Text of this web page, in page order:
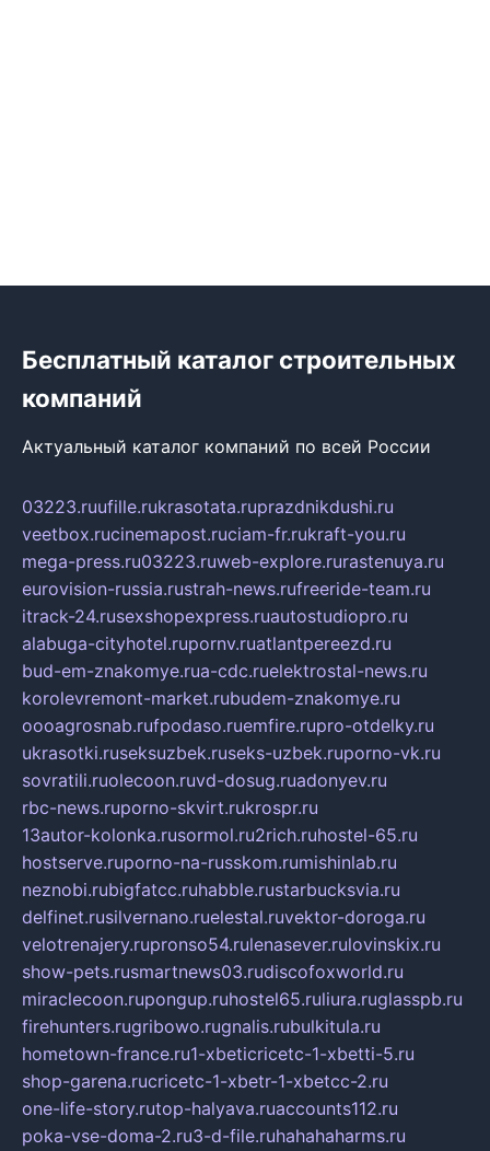
Бесплатный каталог строительных
компаний
Актуальный каталог компаний по всей России
03223.ruufille.rukrasotata.ruprazdnikdushi.ru
veetbox.rucinemapost.ruciam-fr.rukraft-you.ru
mega-press.ru03223.ruweb-explore.rurastenuya.ru
eurovision-russia.rustrah-news.rufreeride-team.ru
itrack-24.rusexshopexpress.ruautostudiopro.ru
alabuga-cityhotel.rupornv.ruatlantpereezd.ru
bud-em-znakomye.rua-cdc.ruelektrostal-news.ru
korolevremont-market.rubudem-znakomye.ru
oooagrosnab.rufpodaso.ruemfire.rupro-otdelky.ru
ukrasotki.ruseksuzbek.ruseks-uzbek.ruporno-vk.ru
sovratili.ruolecoon.ruvd-dosug.ruadonyev.ru
rbc-news.ruporno-skvirt.rukrospr.ru
13autor-kolonka.rusormol.ru2rich.ruhostel-65.ru
hostserve.ruporno-na-russkom.rumishinlab.ru
neznobi.rubigfatcc.ruhabble.rustarbucksvia.ru
delfinet.rusilvernano.ruelestal.ruvektor-doroga.ru
velotrenajery.rupronso54.rulenasever.rulovinskix.ru
show-pets.rusmartnews03.rudiscofoxworld.ru
miraclecoon.rupongup.ruhostel65.ruliura.ruglasspb.ru
firehunters.rugribowo.rugnalis.rubulkitula.ru
hometown-france.ru1-xbeticricetc-1-xbetti-5.ru
shop-garena.rucricetc-1-xbetr-1-xbetcc-2.ru
one-life-story.rutop-halyava.ruaccounts112.ru
poka-vse-doma-2.ru3-d-file.ruhahahaharms.ru